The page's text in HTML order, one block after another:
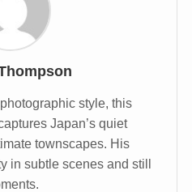
style, this
Japan’s quiet
townscapes. His
in subtle scenes and still